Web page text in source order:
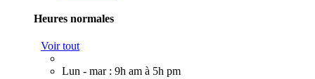
Heures normales
Voir tout
Lun - mar : 9h am à 5h pm